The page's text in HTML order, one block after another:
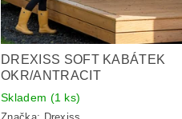
DREXISS SOFT KABÁTEK
OKR/ANTRACIT
Skladem (1 ks)